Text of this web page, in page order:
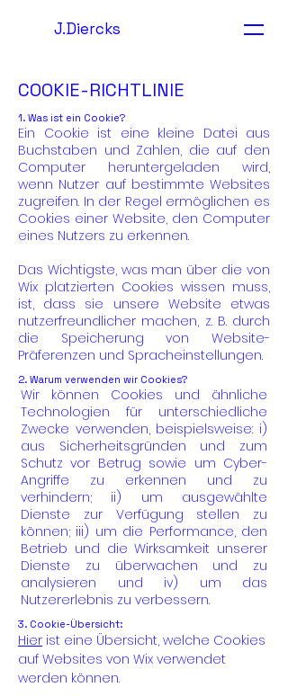
J.Diercks
COOKIE-RICHTLINIE
1. Was ist ein Cookie?
Ein Cookie ist eine kleine Datei aus
Buchstaben und Zahlen, die auf den
Computer heruntergeladen wird,
wenn Nutzer auf bestimmte Websites
zugreifen. In der Regel ermöglichen es
Cookies einer Website, den Computer
eines Nutzers zu erkennen.
Das Wichtigste, was man über die von
Wix platzierten Cookies wissen muss,
ist, dass sie unsere Website etwas
nutzerfreundlicher machen, z. B. durch
die Speicherung von Website-
Präferenzen und Spracheinstellungen.
2. Warum verwenden wir Cookies?
Wir können Cookies und ähnliche
Technologien für unterschiedliche
Zwecke verwenden, beispielsweise: i)
aus Sicherheitsgründen und zum
Schutz vor Betrug sowie um Cyber-
Angriffe zu erkennen und zu
verhindern; ii) um ausgewählte
Dienste zur Verfügung stellen zu
können; iii) um die Performance, den
Betrieb und die Wirksamkeit unserer
Dienste zu überwachen und zu
analysieren und iv) um das
Nutzererlebnis zu verbessern.
3. Cookie-Übersicht:
Hier ist eine Übersicht, welche Cookies
auf Websites von Wix verwendet
werden können.